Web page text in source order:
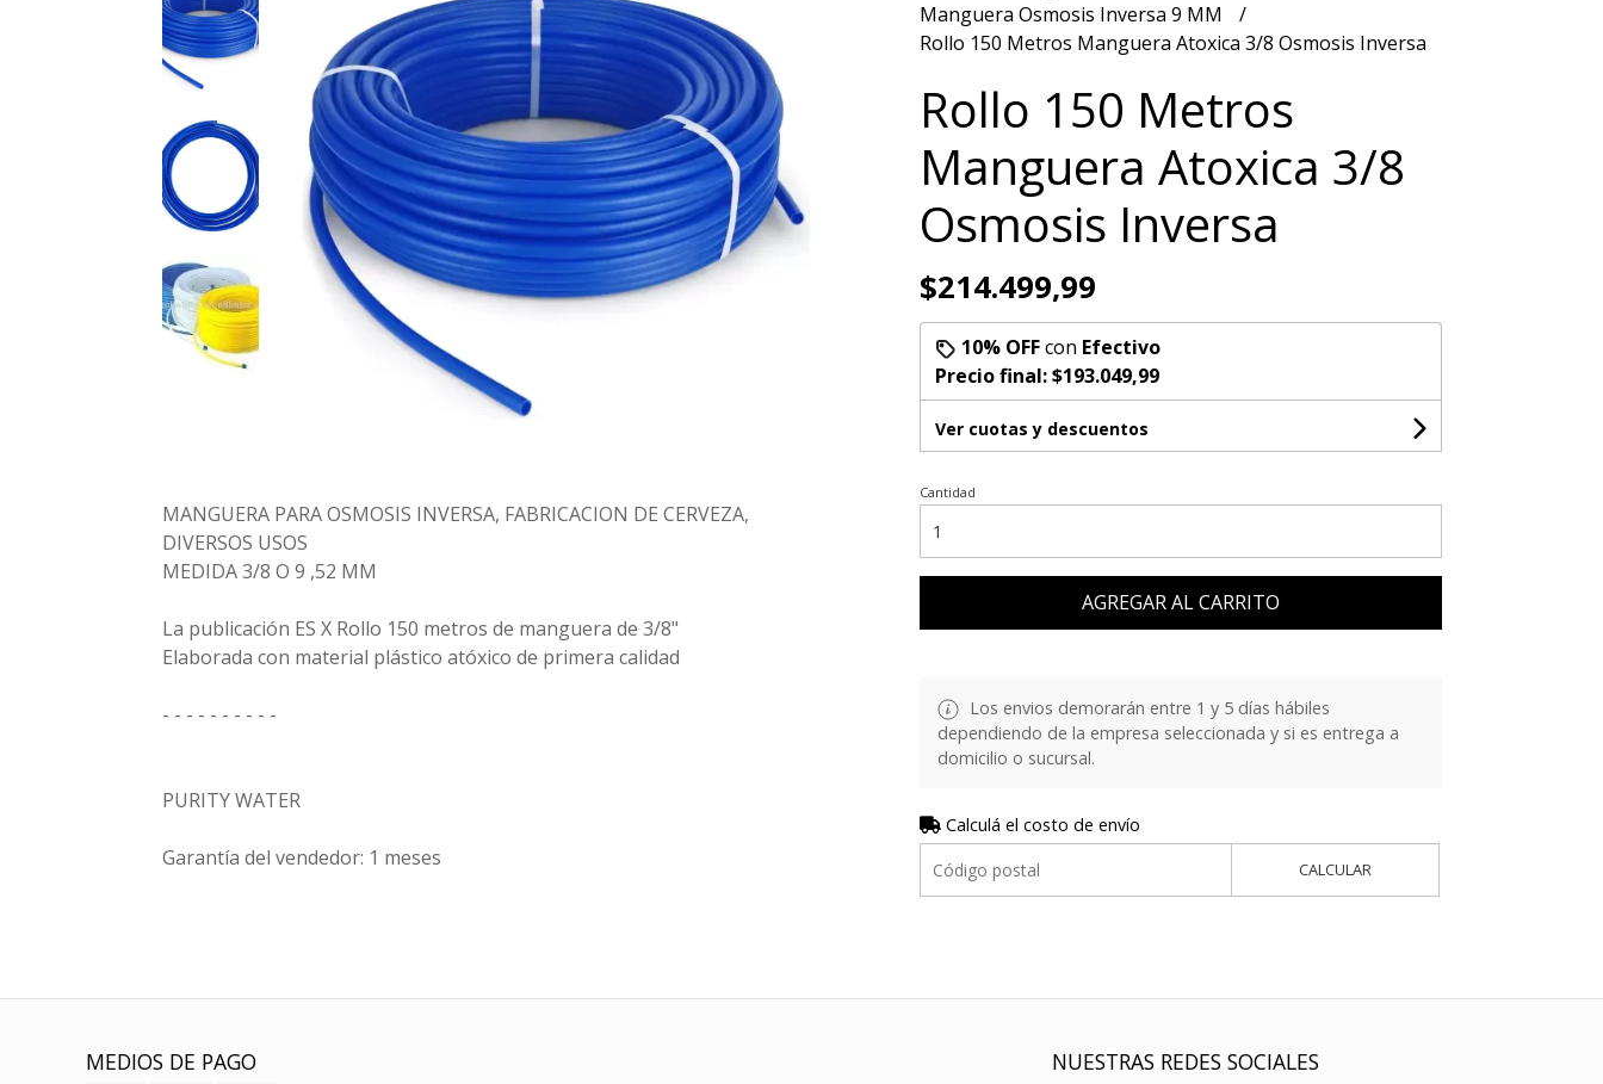
MANGUERA PARA OSMOSIS INVERSA, FABRICACION DE CERVEZA,
DIVERSOS USOS
MEDIDA 3/8 O 9 ,52 MM
La publicación ES X Rollo 150 metros de manguera de 3/8"
Elaborada con material plástico atóxico de primera calidad
- - - - - - - - - -
PURITY WATER
Garantía del vendedor: 1 meses
Manguera Osmosis Inversa 9 MM
Rollo 150 Metros Manguera Atoxica 3/8 Osmosis Inversa
Rollo 150 Metros
Manguera Atoxica 3/8
Osmosis Inversa
$214.499,99
10% OFFcon Efectivo
Precio final:$193.049,99
Ver cuotas y descuentos
Cantidad
AGREGAR AL CARRITO
Los envios demorarán entre 1 y 5 días hábiles
dependiendo de la empresa seleccionada y si es entrega a
domicilio o sucursal.
Calculá el costo de envío
CALCULAR
MEDIOS DE PAGO NUESTRAS REDES SOCIALES